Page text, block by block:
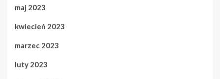
maj 2023
kwiecień 2023
marzec 2023
luty 2023